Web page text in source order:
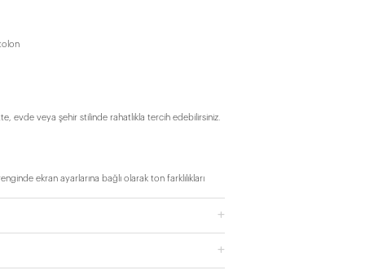
evde veya şehir stilinde rahatlıkla tercih edebilirsiniz.
ekran ayarlarına bağlı olarak ton farklılıkları